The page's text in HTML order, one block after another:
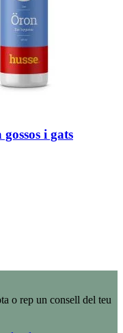
i gats
o rep un consell del teu